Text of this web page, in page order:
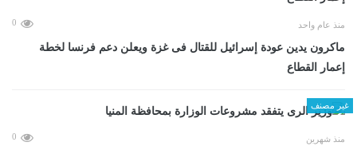
منذ عام واحد 0
ماكرون يدين عودة إسرائيل للقتال فى غزة ويعلن دعم فرنسا لخطة
إعمار القطاع
غير مصنف
منذ شهرين 0